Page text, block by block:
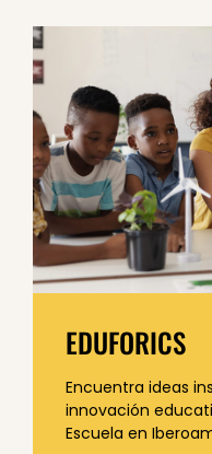
EDUFORICS
Encuentra ideas
innovación
Escuela en